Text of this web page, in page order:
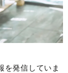
を発信していま